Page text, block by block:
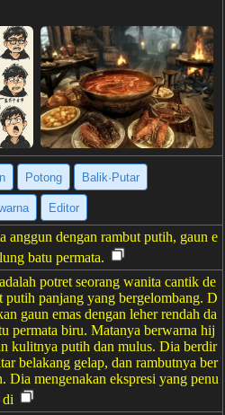
Potong Balik·Putar
Editor
anggun dengan rambut putih, gaun e
batu permata.
potret seorang wanita cantik de
putih panjang yang bergelombang. D
gaun emas dengan leher rendah da
permata biru. Matanya berwarna hij
kulitnya putih dan mulus. Dia berdir
belakang gelap, dan rambutnya ber
Dia mengenakan ekspresi yang penu
di